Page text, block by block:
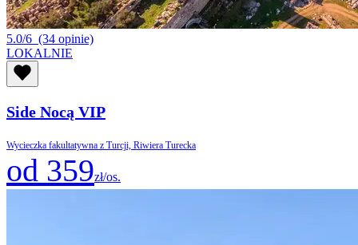
5.0/6 (34 opinie)
LOKALNIE
Side Nocą VIP
Wycieczka fakultatywna z Turcji, Riwiera Turecka
od 359zł/os.